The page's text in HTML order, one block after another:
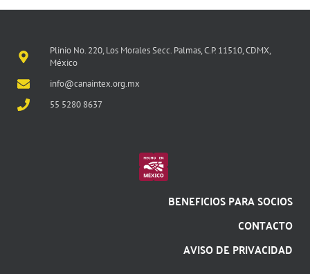
Plinio No. 220, Los Morales Secc. Palmas, C.P. 11510, CDMX,
México
info@canaintex.org.mx
55 5280 8637
BENEFICIOS PARA SOCIOS
CONTACTO
AVISO DE PRIVACIDAD